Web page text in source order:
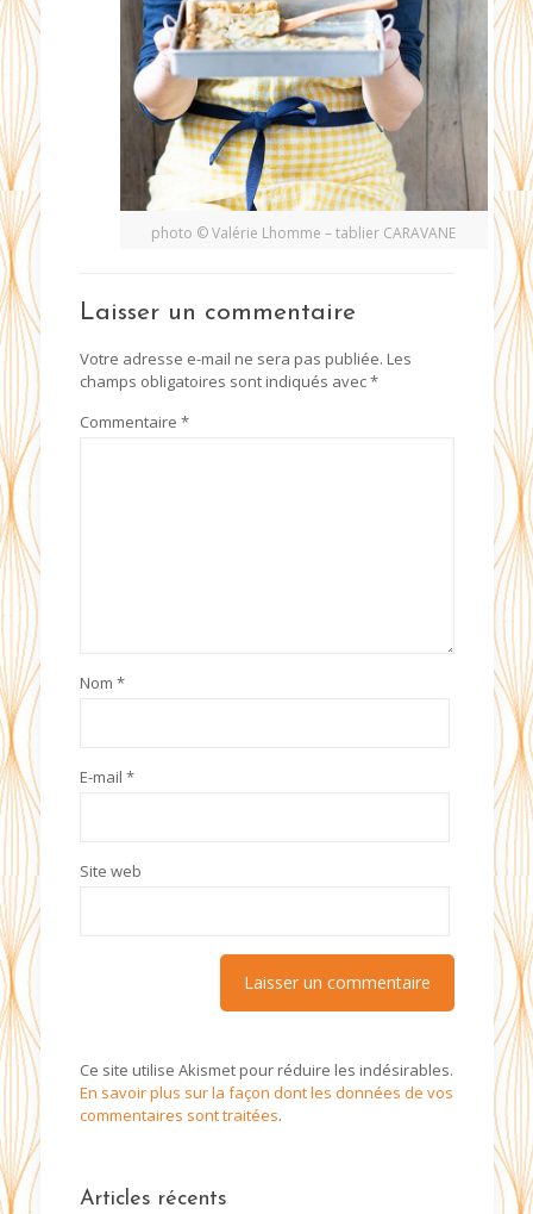
photo © Valérie Lhomme – tablier CARAVANE
Laisser un commentaire
Votre adresse e-mail ne sera pas publiée. Les
champs obligatoires sont indiqués avec*
Commentaire *
Nom *
E-mail *
Site web
Ce site utilise Akismet pour réduire les indésirables.
En savoir plus sur la façon dont les données de vos
commentaires sont traitées.
Articles récents